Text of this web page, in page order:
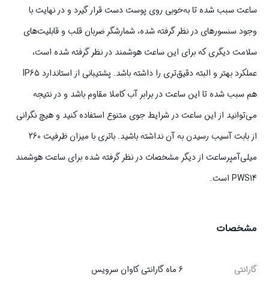
ساعت سبب شده تا به‌خوبی روی پوست دست قرار گیرد و در نهایت با
وجود سنسور‌های در نظر گرفته شده، شمارشگر ضربان قلب و قابلیت‌های
سلامت دیگری که برای این ساعت هوشمند در نظر گرفته شده است،
عملکرد بهتر و البته دقیق‌تری را داشته باشد. پشتیبانی از استاندارد IP65
هم سبب شده تا این ساعت در برابر آب کاملا مقاوم باشد و در نتیجه
می‌توانید از این ساعت در شرایط جوی متنوع استفاده کنید و هیچ نگرانی
از بابت آسیب رسیدن به‌ آن نداشته باشید. باتری با میزان ظرفیت 260
میلی‌آمپر‌ساعت از دیگر مشخصات در نظر گرفته شده برای ساعت هوشمند
PWS14 است.
مشخصات
گارانتی 6 ماه گارانتی کاوان سرویس